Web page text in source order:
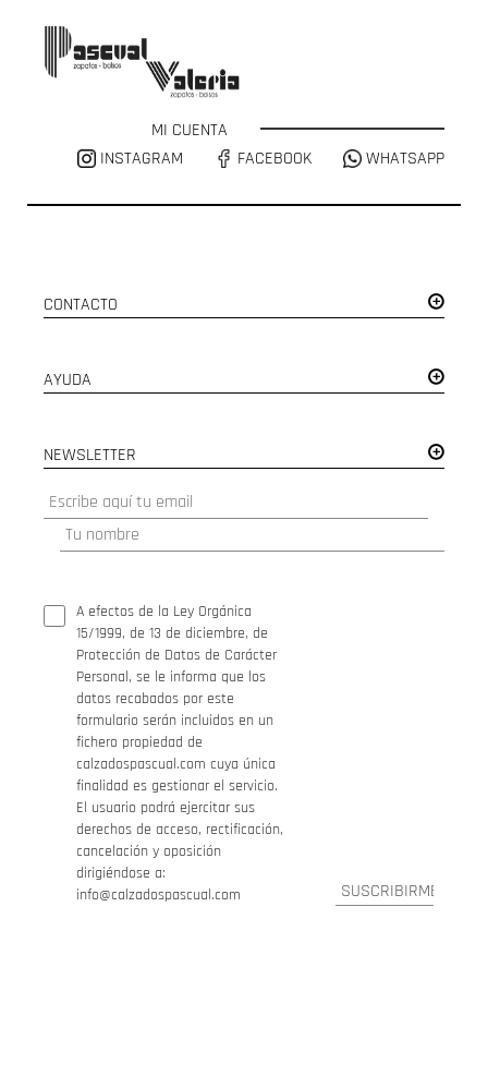
MI CUENTA
INSTAGRAM
FACEBOOK WHATSAPP
CONTACTO
AYUDA
NEWSLETTER
A efectos de la Ley Orgánica
15/1999, de 13 de diciembre, de
Protección de Datos de Carácter
Personal, se le informa que los
datos recabados por este
formulario serán incluidos en un
fichero propiedad de
calzadospascual.com cuya única
finalidad es gestionar el servicio.
El usuario podrá ejercitar sus
derechos de acceso, rectificación,
cancelación y oposición
dirigiéndose a:
info@calzadospascual.com